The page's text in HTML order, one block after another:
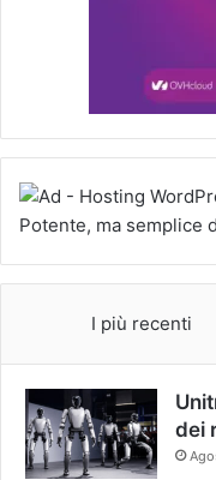
I più recenti
dei